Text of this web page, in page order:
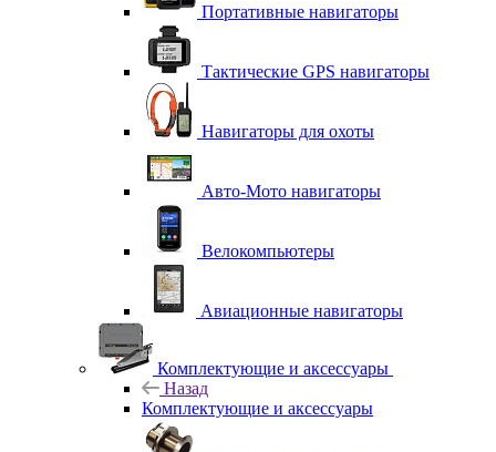
Портативные навигаторы
Тактические GPS навигаторы
Навигаторы для охоты
Авто-Мото навигаторы
Велокомпьютеры
Авиационные навигаторы
Комплектующие и аксессуары
Назад
Комплектующие и аксессуары